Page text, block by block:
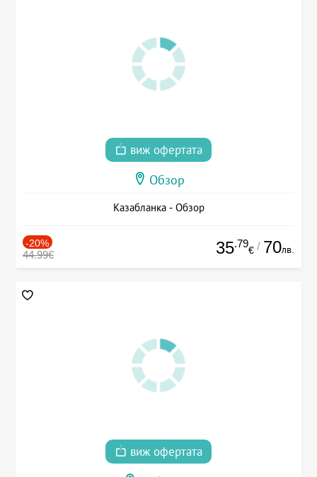
виж офертата
Обзор
Казабланка - Обзор
-20%
44.99€ 35.79
€ / 70лв.
виж офертата